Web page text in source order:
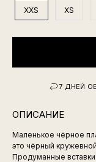
XXS XS
7 ДНЕЙ
ОПИСАНИЕ
Маленькое чёрное
это чёрный
Продуманные